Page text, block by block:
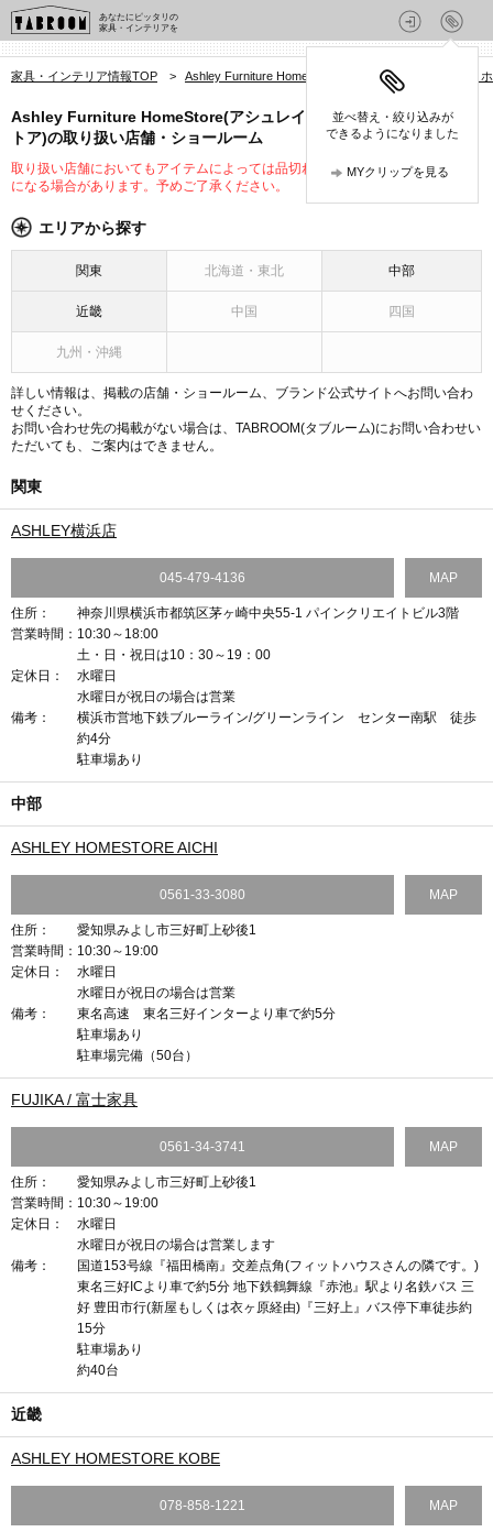
あなたにピッタリの
家具・インテリアを
並べ替え・絞り込みが
できるようになりました
MYクリップを見る
家具・インテリア情報TOP > Ashley Furniture HomeStore(アシュレイ ファニチャー
Ashley Furniture HomeStore(アシュレイ ファニチャー ホームス
トア)の取り扱い店舗・ショールーム
取り扱い店舗においてもアイテムによっては品切れや未入荷、取り扱いが変更
になる場合があります。予めご了承ください。
エリアから探す
関東 北海道・東北 中部
近畿 中国 四国
九州・沖縄
詳しい情報は、掲載の店舗・ショールーム、ブランド公式サイトへお問い合わ
せください。
お問い合わせ先の掲載がない場合は、TABROOM(タブルーム)にお問い合わせい
ただいても、ご案内はできません。
関東
ASHLEY横浜店
045-479-4136 MAP
住所：
神奈川県横浜市都筑区茅ヶ崎中央55-1 パインクリエイトビル3階
営業時間： 10:30～18:00
土・日・祝日は10：30～19：00
定休日：
水曜日
水曜日が祝日の場合は営業
備考：
横浜市営地下鉄ブルーライン/グリーンライン センター南駅 徒歩
約4分
駐車場あり
中部
ASHLEY HOMESTORE AICHI
0561-33-3080 MAP
住所：
愛知県みよし市三好町上砂後1
営業時間： 10:30～19:00
定休日：
水曜日
水曜日が祝日の場合は営業
備考：
東名高速 東名三好インターより車で約5分
駐車場あり
駐車場完備（50台）
FUJIKA / 富士家具
0561-34-3741 MAP
住所：
愛知県みよし市三好町上砂後1
営業時間： 10:30～19:00
定休日：
水曜日
水曜日が祝日の場合は営業します
備考：
国道153号線『福田橋南』交差点角(フィットハウスさんの隣です。)
東名三好ICより車で約5分 地下鉄鶴舞線『赤池』駅より名鉄バス 三
好 豊田市行(新屋もしくは衣ヶ原経由)『三好上』バス停下車徒歩約
15分
駐車場あり
約40台
近畿
ASHLEY HOMESTORE KOBE
078-858-1221 MAP